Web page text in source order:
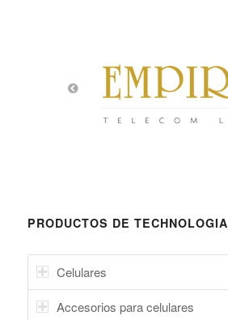
PRODUCTOS DE TECHNOLOGIA
Celulares
Accesorios para celulares